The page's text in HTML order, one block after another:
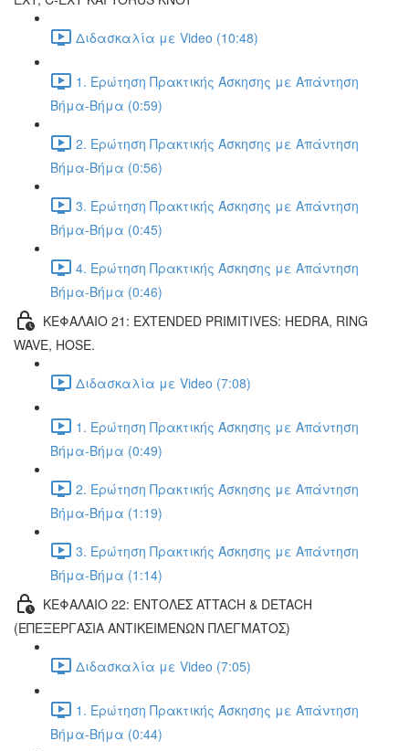
Διδασκαλία με Video (10:48)
1. Ερώτηση Πρακτικής Άσκησης με Απάντηση
Βήμα-Βήμα (0:59)
2. Ερώτηση Πρακτικής Άσκησης με Απάντηση
Βήμα-Βήμα (0:56)
3. Ερώτηση Πρακτικής Άσκησης με Απάντηση
Βήμα-Βήμα (0:45)
4. Ερώτηση Πρακτικής Άσκησης με Απάντηση
Βήμα-Βήμα (0:46)
ΚΕΦΑΛΑΙΟ 21: EXTENDED PRIMITIVES: HEDRA, RING
WAVE, HOSE.
Διδασκαλία με Video (7:08)
1. Ερώτηση Πρακτικής Άσκησης με Απάντηση
Βήμα-Βήμα (0:49)
2. Ερώτηση Πρακτικής Άσκησης με Απάντηση
Βήμα-Βήμα (1:19)
3. Ερώτηση Πρακτικής Άσκησης με Απάντηση
Βήμα-Βήμα (1:14)
ΚΕΦΑΛΑΙΟ 22: ΕΝΤΟΛΕΣ ATTACH & DETACH
(ΕΠΕΞΕΡΓΑΣΙΑ ΑΝΤΙΚΕΙΜΕΝΩΝ ΠΛΕΓΜΑΤΟΣ)
Διδασκαλία με Video (7:05)
1. Ερώτηση Πρακτικής Άσκησης με Απάντηση
Βήμα-Βήμα (0:44)